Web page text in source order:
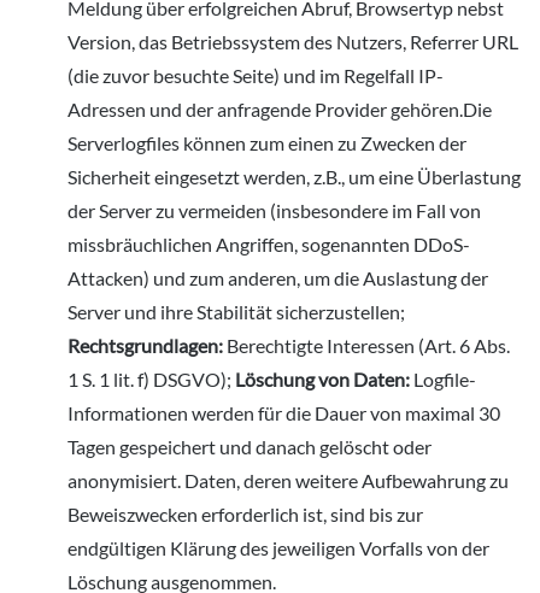
Meldung über erfolgreichen Abruf, Browsertyp nebst
Version, das Betriebssystem des Nutzers, Referrer URL
(die zuvor besuchte Seite) und im Regelfall IP-
Adressen und der anfragende Provider gehören.Die
Serverlogfiles können zum einen zu Zwecken der
Sicherheit eingesetzt werden, z.B., um eine Überlastung
der Server zu vermeiden (insbesondere im Fall von
missbräuchlichen Angriffen, sogenannten DDoS-
Attacken) und zum anderen, um die Auslastung der
Server und ihre Stabilität sicherzustellen;
Rechtsgrundlagen: Berechtigte Interessen (Art. 6 Abs.
1 S. 1 lit. f) DSGVO); Löschung von Daten: Logfile-
Informationen werden für die Dauer von maximal 30
Tagen gespeichert und danach gelöscht oder
anonymisiert. Daten, deren weitere Aufbewahrung zu
Beweiszwecken erforderlich ist, sind bis zur
endgültigen Klärung des jeweiligen Vorfalls von der
Löschung ausgenommen.